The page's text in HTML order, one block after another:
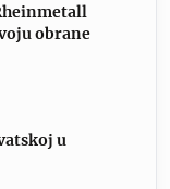
obrane
u